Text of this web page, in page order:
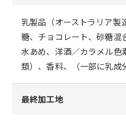
乳製品（オーストラリア製
糖、チョコレート、砂糖混
水あめ、洋酒／カラメル色
類）、香料、（一部に乳成
最終加工地